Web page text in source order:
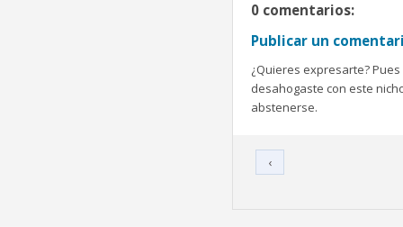
0 comentarios:
Publicar un
¿Quieres expresarte?
desahogaste con este
abstenerse.
‹